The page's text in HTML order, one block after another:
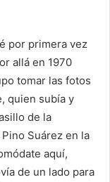
por primera vez
allá en 1970
tomar las fotos
quien subía y
de la
Suárez en la
aquí,
de un lado para